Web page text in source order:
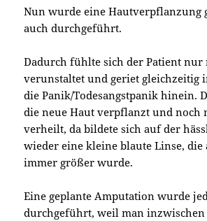
Nun wurde eine Hautverpflanzung
auch durchgeführt.
Dadurch fühlte sich der Patient nur
verunstaltet und geriet gleichzeitig
die Panik/Todesangstpanik hinein.
die neue Haut verpflanzt und noch
verheilt, da bildete sich auf der
wieder eine kleine blaute Linse,
immer größer wurde.
Eine geplante Amputation wurde
durchgeführt, weil man inzwischen